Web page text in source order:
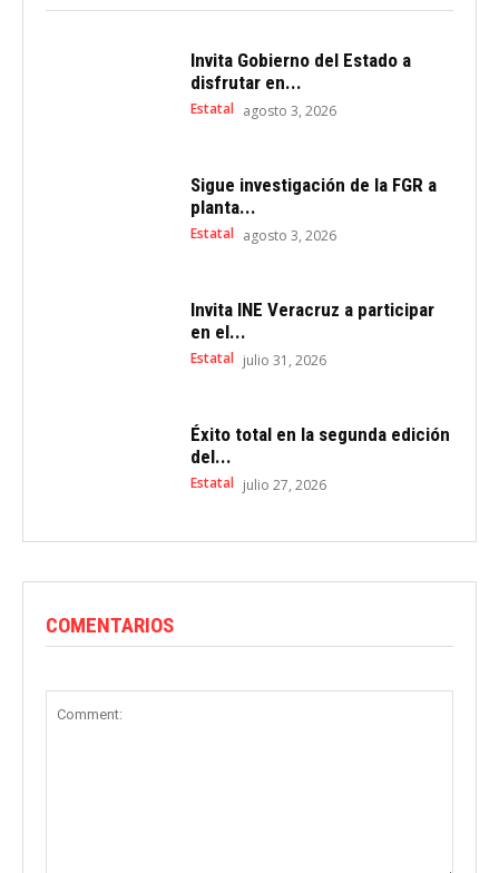
Invita Gobierno del Estado a
disfrutar en...
Estatal agosto 3, 2026
Sigue investigación de la FGR a
planta...
Estatal agosto 3, 2026
Invita INE Veracruz a participar
en el...
Estatal julio 31, 2026
Éxito total en la segunda edición
del...
Estatal julio 27, 2026
COMENTARIOS